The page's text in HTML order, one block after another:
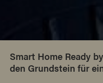
Smart Home Ready
den Grundstein für